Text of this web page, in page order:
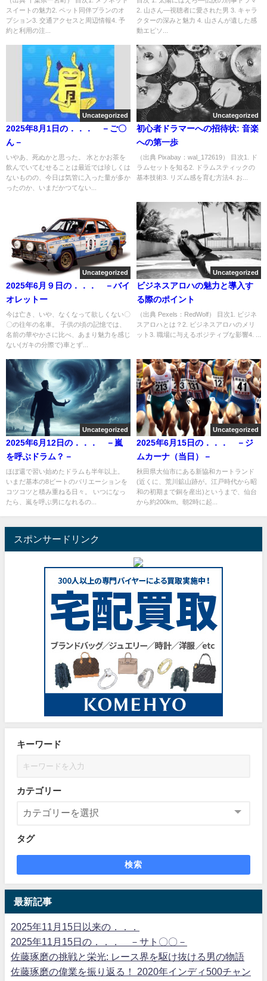
スイートの魅力2. ペット同伴プランのオ
プション3. 交通アクセスと周辺情報4. 予
約と利用の注...
2. 山さん—視聴者に愛された男 3. キャラ
クターの深みと魅力 4. 山さんが遺した感
動エピソ...
Uncategorized
2025年8月1日の．．． －ご〇
ん－
いやあ、死ぬかと思った。 水とかお茶を
飲んでいてむせることは最近では珍しくは
ないものの、今日は気管に入った量が多か
ったのか、いまだかつてない...
Uncategorized
初心者ドラマーへの招待状: 音楽
への第一歩
（出典 Pixabay：wal_172619） 目次1. ド
ラムセットを知る2. ドラムスティックの
基本技術3. リズム感を育む方法4. お...
Uncategorized
2025年6月９日の．．． －バイ
オレットー
今は亡き、いや、なくなって欲しくない〇
〇の往年の名車。 子供の頃の記憶では、
名前の華やかさに比べ、あまり魅力を感じ
ない(ガキの分際で)車とず...
Uncategorized
ビジネスアロハの魅力と導入す
る際のポイント
（出典 Pexels：RedWolf） 目次1. ビジネ
スアロハとは？2. ビジネスアロハのメリ
ット3. 職場に与えるポジティブな影響4. ...
Uncategorized
2025年6月12日の．．． －嵐
を呼ぶドラム？－
ほぼ還で習い始めたドラムも半年以上。
いまだ基本の8ビートのバリエーションを
コツコツと積み重ねる日々。 いつになっ
たら、嵐を呼ぶ男になれるの...
Uncategorized
2025年6月15日の．．． －ジ
ムカーナ（当日）－
秋田県大仙市にある新協和カートランド
(近くに、荒川鉱山跡が。江戸時代から昭
和の初期まで銅を産出)というまで、仙台
から約200km。朝2時に起...
スポンサードリンク
キーワード
カテゴリー
タグ
検索
最新記事
2025年11月15日以来の．．．
2025年11月15日の．．． －サト〇〇－
佐藤琢磨の挑戦と栄光: レース界を駆け抜ける男の物語
佐藤琢磨の偉業を振り返る！ 2020年インディ500チャン